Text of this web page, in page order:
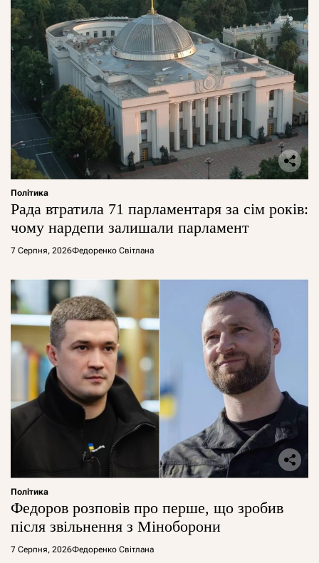
Політика
Рада втратила 71 парламентаря за сім років:
чому нардепи залишали парламент
7 Серпня, 2026Федоренко Світлана
Політика
Федоров розповів про перше, що зробив
після звільнення з Міноборони
7 Серпня, 2026Федоренко Світлана